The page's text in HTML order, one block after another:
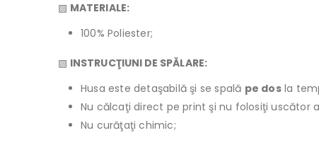
▧ MATERIALE:
100% Poliester;
▧ INSTRUCŢIUNI DE SPĂLARE:
Husa este detaşabilă şi se spală pe dosla
Nu călcaţi direct pe print şi nu folosiţi uscător
Nu curăţaţi chimic;